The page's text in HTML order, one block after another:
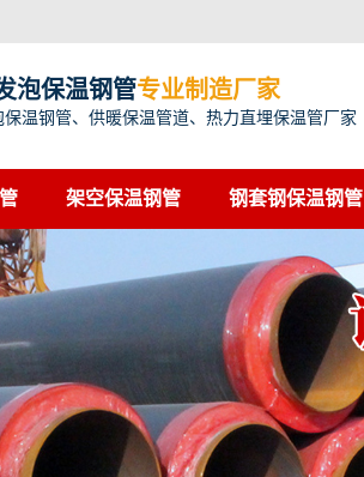
泡保温钢管专业制造厂家
保温钢管、供暖保温管道、热力直埋保温管厂家
架空保温钢管 钢套钢保温钢管